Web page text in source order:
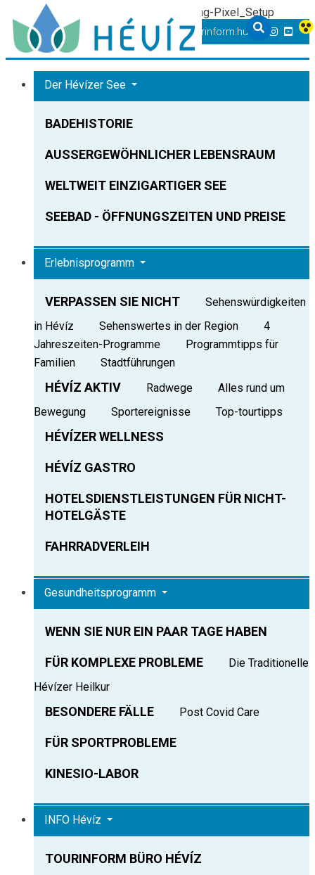
TT-D822APBC77UEN23MTBQG-Web-Tag-Pixel_Setup
+36 83 540 131 heviz@tourinform.hu
Der Hévízer See
BADEHISTORIE
AUSSERGEWÖHNLICHER LEBENSRAUM
WELTWEIT EINZIGARTIGER SEE
SEEBAD - ÖFFNUNGSZEITEN UND PREISE
Erlebnisprogramm
VERPASSEN SIE NICHT
Sehenswürdigkeiten
in Hévíz
Sehenswertes in der Region
4
Jahreszeiten-Programme
Programmtipps für
Familien
Stadtführungen
HÉVÍZ AKTIV Radwege
Alles rund um
Bewegung
Sportereignisse Top-tourtipps
HÉVÍZER WELLNESS
HÉVÍZ GASTRO
HOTELSDIENSTLEISTUNGEN FÜR NICHT-
HOTELGÄSTE
FAHRRADVERLEIH
Gesundheitsprogramm
WENN SIE NUR EIN PAAR TAGE HABEN
FÜR KOMPLEXE PROBLEME
Die Traditionelle
Hévízer Heilkur
BESONDERE FÄLLE Post Covid Care
FÜR SPORTPROBLEME
KINESIO-LABOR
INFO Hévíz
TOURINFORM BÜRO HÉVÍZ